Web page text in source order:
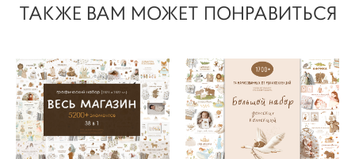
ТАКЖЕ ВАМ МОЖЕТ ПОНРАВИТЬСЯ